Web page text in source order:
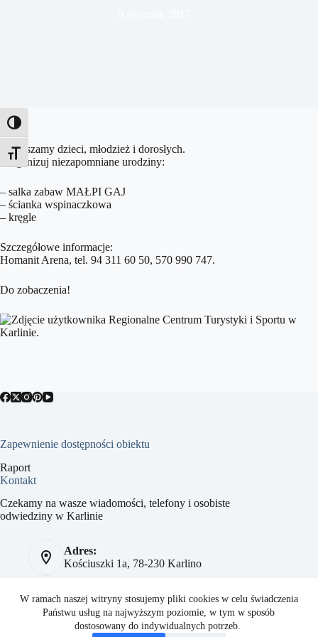
Toggle High Contrast
Toggle Font size
W ramach naszej witryny stosujemy pliki cookies w celu świadczenia
Państwu usług na najwyższym poziomie, w tym w sposób
dostosowany do indywidualnych potrzeb.
Zapraszamy dzieci, młodzież i dorosłych.
Zorganizuj niezapomniane urodziny:
– salka zabaw MAŁPI GAJ
– ścianka wspinaczkowa
– kręgle
Szczegółowe informacje:
Homanit Arena, tel. 94 311 60 50, 570 990 747.
Do zobaczenia!
Zapewnienie dostępności obiektu
Raport
Kontakt
Czekamy na wasze wiadomości, telefony i osobiste
odwiedziny w Karlinie
Adres:
Kościuszki 1a, 78-230 Karlino
784 093 041
Strona: